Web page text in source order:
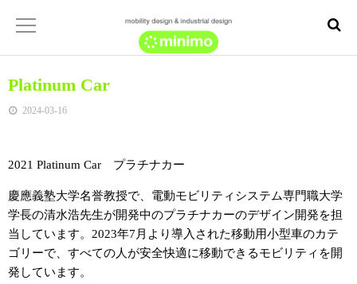
Platinum Car
2024-03-16
2021 Platinum Car プラチナカー
慶應義塾大学名誉教授で、電動モビリティシステム専門職大学
学長の清水浩先生が開発中のプラチナカーのデザイン開発を担
当しています。2023年7月より導入された移動用小型車のカテ
ゴリーで、すべての人が安全快適に移動できるモビリティを開
発しています。